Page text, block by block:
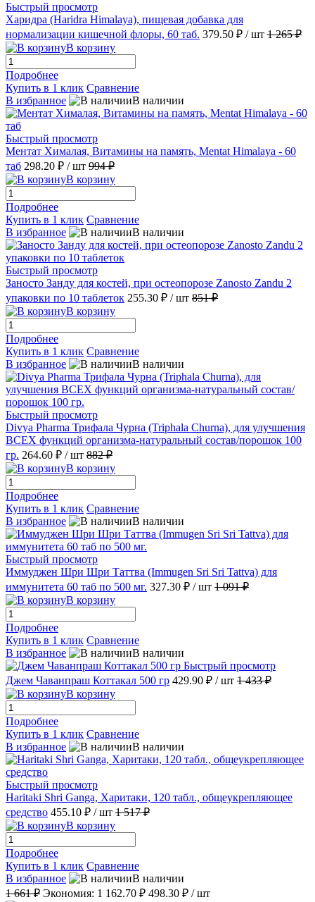
Быстрый просмотр
Харидра (Haridra Himalaya), пищевая добавка для
нормализации кишечной флоры, 60 таб. 379.50 ₽ / шт 1 265 ₽
В корзину
Подробнее
Купить в 1 клик Сравнение
В избранное
В наличии
Быстрый просмотр
Ментат Хималая, Витамины на память, Mentat Himalaya - 60
таб 298.20 ₽ / шт 994 ₽
В корзину
Подробнее
Купить в 1 клик Сравнение
В избранное
В наличии
Быстрый просмотр
Заносто Занду для костей, при остеопорозе Zanosto Zandu 2
упаковки по 10 таблеток 255.30 ₽ / шт 851 ₽
В корзину
Подробнее
Купить в 1 клик Сравнение
В избранное
В наличии
Быстрый просмотр
Divya Pharma Трифала Чурна (Triphala Churna), для улучшения
ВСЕХ функций организма-натуральный состав/порошок 100
гр. 264.60 ₽ / шт 882 ₽
В корзину
Подробнее
Купить в 1 клик Сравнение
В избранное
В наличии
Быстрый просмотр
Иммуджен Шри Шри Таттва (Immugen Sri Sri Tattva) для
иммунитета 60 таб по 500 мг. 327.30 ₽ / шт 1 091 ₽
В корзину
Подробнее
Купить в 1 клик Сравнение
В избранное
В наличии
Быстрый просмотр
Джем Чаванпраш Коттакал 500 гр 429.90 ₽ / шт 1 433 ₽
В корзину
Подробнее
Купить в 1 клик Сравнение
В избранное
В наличии
Быстрый просмотр
Haritaki Shri Ganga, Харитаки, 120 табл., общеукрепляющее
средство 455.10 ₽ / шт 1 517 ₽
В корзину
Подробнее
Купить в 1 клик Сравнение
В избранное
В наличии
1 661 ₽ Экономия: 1 162.70 ₽ 498.30 ₽ / шт